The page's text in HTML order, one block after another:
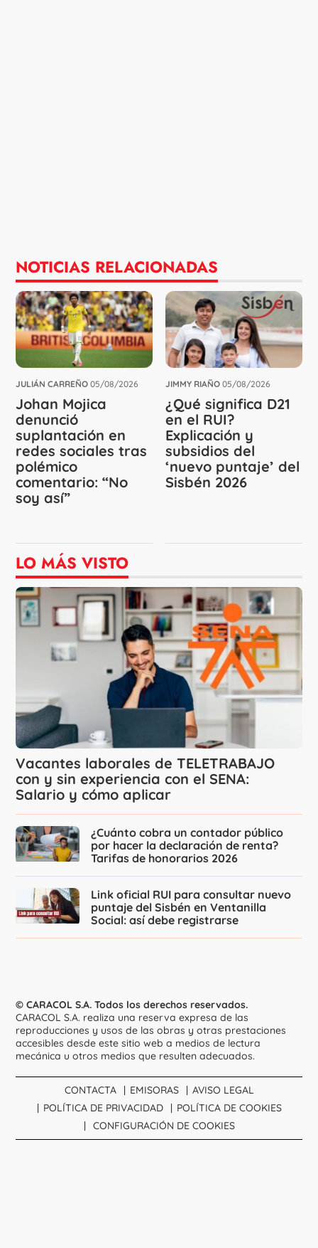
NOTICIAS RELACIONADAS
JULIÁN CARREÑO 05/08/2026
Johan Mojica
denunció
suplantación en
redes sociales tras
polémico
comentario: “No
soy así”
JIMMY RIAÑO 05/08/2026
¿Qué significa D21
en el RUI?
Explicación y
subsidios del
‘nuevo puntaje’ del
Sisbén 2026
LO MÁS VISTO
Vacantes laborales de TELETRABAJO
con y sin experiencia con el SENA:
Salario y cómo aplicar
¿Cuánto cobra un contador público
por hacer la declaración de renta?
Tarifas de honorarios 2026
Link oficial RUI para consultar nuevo
puntaje del Sisbén en Ventanilla
Social: así debe registrarse
© CARACOL S.A. Todos los derechos reservados.
CARACOL S.A. realiza una reserva expresa de las
reproducciones y usos de las obras y otras prestaciones
accesibles desde este sitio web a medios de lectura
mecánica u otros medios que resulten adecuados.
CONTACTA EMISORAS
AVISO LEGAL
POLÍTICA DE PRIVACIDAD
POLÍTICA DE COOKIES
CONFIGURACIÓN DE COOKIES